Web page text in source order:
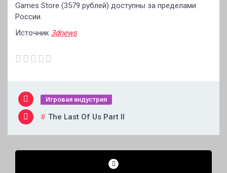
Games Store (3579 рублей) доступны за пределами
России.
Источник 3dnews
Игровая индустрия
The Last Of Us Part II
Навигация